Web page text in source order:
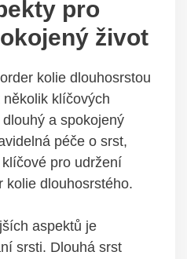
pro
život
kolie dlouhosrstou
klíčových
a spokojený
péče o srst,
pro udržení
kolie dlouhosrstého.
aspektů je
srsti. Dlouhá srst